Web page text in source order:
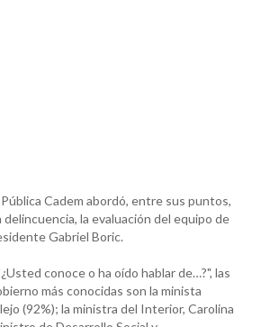
Cadem abordó, entre sus puntos,
delincuencia, la evaluación del equipo de
Gabriel Boric.
conoce o ha oído hablar de…?", las
más conocidas son la minista
(92%); la ministra del Interior, Carolina